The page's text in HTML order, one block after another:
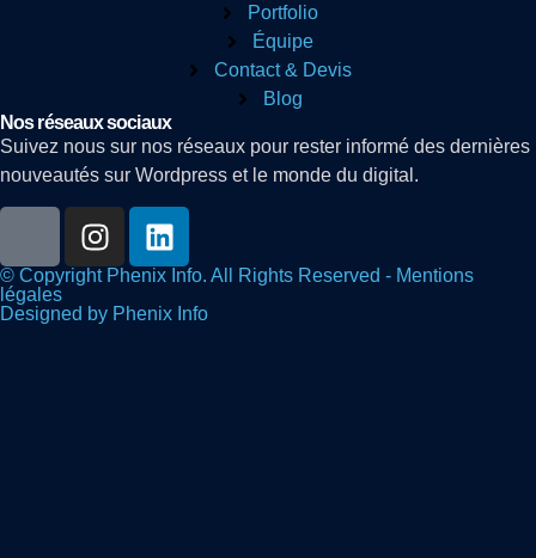
Portfolio
Équipe
Contact & Devis
Blog
Nos réseaux sociaux
Suivez nous sur nos réseaux pour rester informé des dernières
nouveautés sur Wordpress et le monde du digital.
© Copyright Phenix Info. All Rights Reserved - Mentions
légales
Designed by Phenix Info